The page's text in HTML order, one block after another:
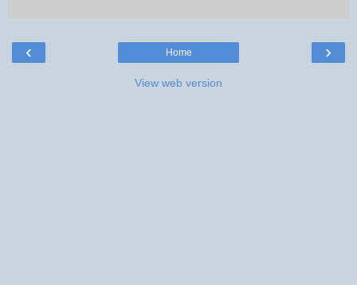
‹ ›
Home
View web version